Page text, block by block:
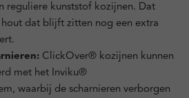
reguliere kunststof kozijnen. Dat
dat blijft zitten nog een extra
ClickOver® kozijnen kunnen
met het Inviku®
waarbij de scharnieren verborgen